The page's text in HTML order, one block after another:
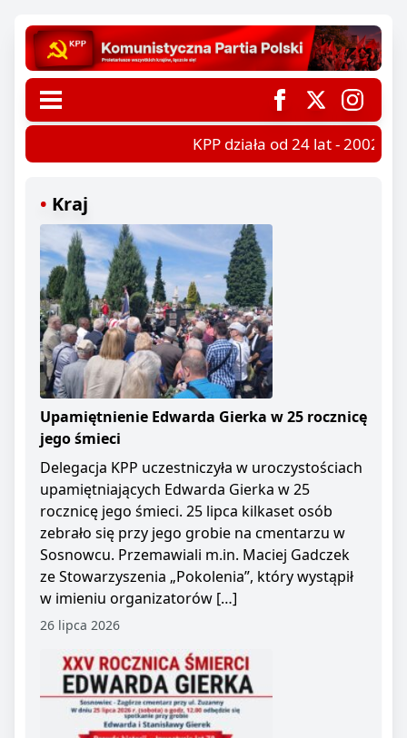
KPP działa od 24 lat - 2002-
Kraj
Upamiętnienie Edwarda Gierka w 25 rocznicę
jego śmieci
Delegacja KPP uczestniczyła w uroczystościach
upamiętniających Edwarda Gierka w 25
rocznicę jego śmieci. 25 lipca kilkaset osób
zebrało się przy jego grobie na cmentarzu w
Sosnowcu. Przemawiali m.in. Maciej Gadczek
ze Stowarzyszenia „Pokolenia”, który wystąpił
w imieniu organizatorów […]
26 lipca 2026